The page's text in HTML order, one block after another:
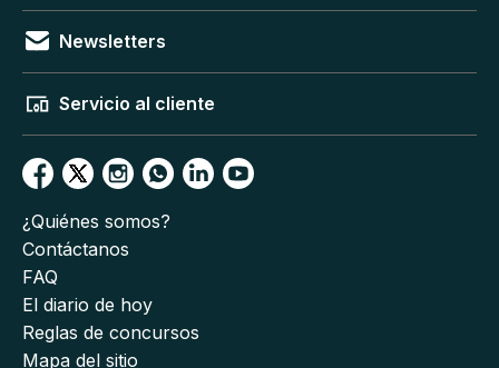
Newsletters
Servicio al cliente
¿Quiénes somos?
Contáctanos
FAQ
El diario de hoy
Reglas de concursos
Mapa del sitio